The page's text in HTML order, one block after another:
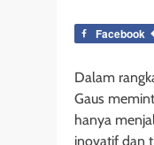
Facebook
Dalam
Gaus
hanya
inovatif dan